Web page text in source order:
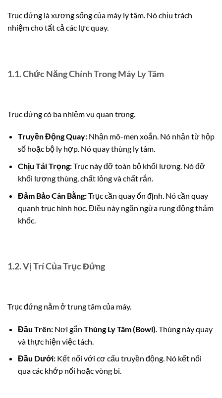
Trục đứng là xương sống của máy ly tâm. Nó chịu trách
nhiệm cho tất cả các lực quay.
1.1. Chức Năng Chính Trong Máy Ly Tâm
Trục đứng có ba nhiệm vụ quan trọng.
Truyền Động Quay:Nhận mô-men xoắn. Nó nhận từ hộp
số hoặc bộ ly hợp. Nó quay thùng ly tâm.
Chịu Tải Trọng:Trục này đỡ toàn bộ khối lượng. Nó đỡ
khối lượng thùng, chất lỏng và chất rắn.
Đảm Bảo Cân Bằng:Trục cần quay ổn định. Nó cần quay
quanh trục hình học. Điều này ngăn ngừa rung động thảm
khốc.
1.2. Vị Trí Của Trục Đứng
Trục đứng nằm ở trung tâm của máy.
Đầu Trên:Nơi gắn Thùng Ly Tâm (Bowl). Thùng này quay
và thực hiện việc tách.
Đầu Dưới:Kết nối với cơ cấu truyền động. Nó kết nối
qua các khớp nối hoặc vòng bi.